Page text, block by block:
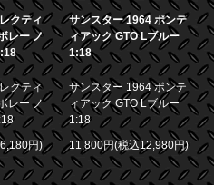
クティ
レー ノ
クティ
レー ノ
円)
サンスター 1964 ポンテ
ィアック GTO Lブルー
1:18
サンスター 1964 ポンテ
ィアック GTO Lブルー
1:18
11,800円(税込12,980円)